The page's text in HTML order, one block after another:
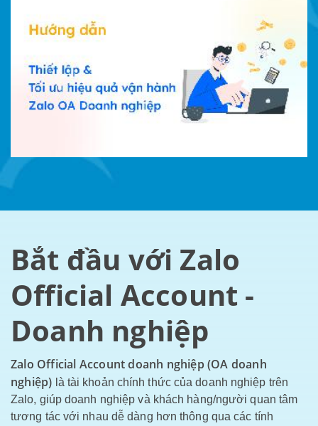
Bắt đầu với Zalo
Official Account -
Doanh nghiệp
Zalo Official Account doanh nghiệp (OA doanh
nghiệp) là tài khoản chính thức của doanh nghiệp trên
Zalo, giúp doanh nghiệp và khách hàng/người quan tâm
tương tác với nhau dễ dàng hơn thông qua các tính